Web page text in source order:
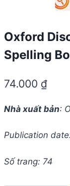
Oxford
Spelling
74.000 ₫
Nhà xuất bản:
Publication
Số trang: 74